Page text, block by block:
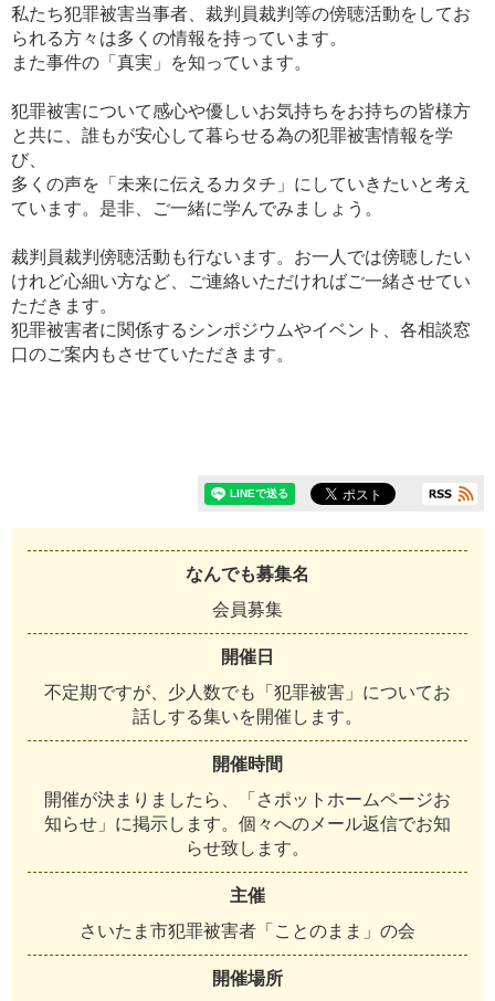
私たち犯罪被害当事者、裁判員裁判等の傍聴活動をしてお
られる方々は多くの情報を持っています。
また事件の「真実」を知っています。
犯罪被害について感心や優しいお気持ちをお持ちの皆様方
と共に、誰もが安心して暮らせる為の犯罪被害情報を学
び、
多くの声を「未来に伝えるカタチ」にしていきたいと考え
ています。是非、ご一緒に学んでみましょう。
裁判員裁判傍聴活動も行ないます。お一人では傍聴したい
けれど心細い方など、ご連絡いただければご一緒させてい
ただきます。
犯罪被害者に関係するシンポジウムやイベント、各相談窓
口のご案内もさせていただきます。
なんでも募集名
会員募集
開催日
不定期ですが、少人数でも「犯罪被害」についてお
話しする集いを開催します。
開催時間
開催が決まりましたら、「さポットホームページお
知らせ」に掲示します。個々へのメール返信でお知
らせ致します。
主催
さいたま市犯罪被害者「ことのまま」の会
開催場所